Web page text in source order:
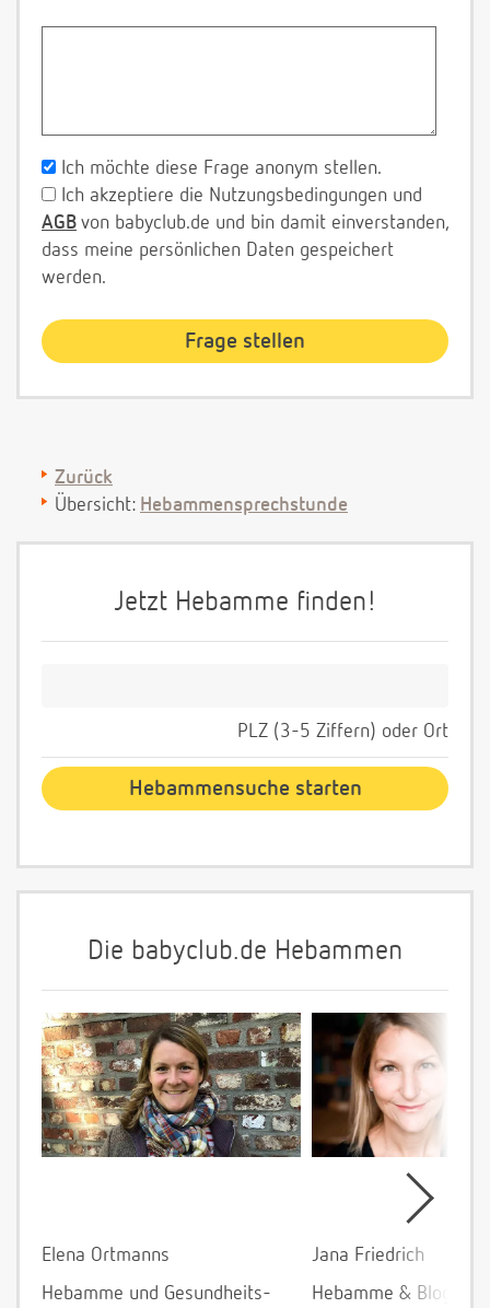
Ich möchte diese Frage anonym stellen.
Ich akzeptiere die Nutzungsbedingungen und
AGB von babyclub.de und bin damit einverstanden,
dass meine persönlichen Daten gespeichert
werden.
Zurück
Übersicht: Hebammensprechstunde
Jetzt Hebamme finden!
PLZ (3-5 Ziffern) oder Ort
Die babyclub.de Hebammen
Elena Ortmanns
Hebamme und Gesundheits-
Jana Friedrich
Hebamme &